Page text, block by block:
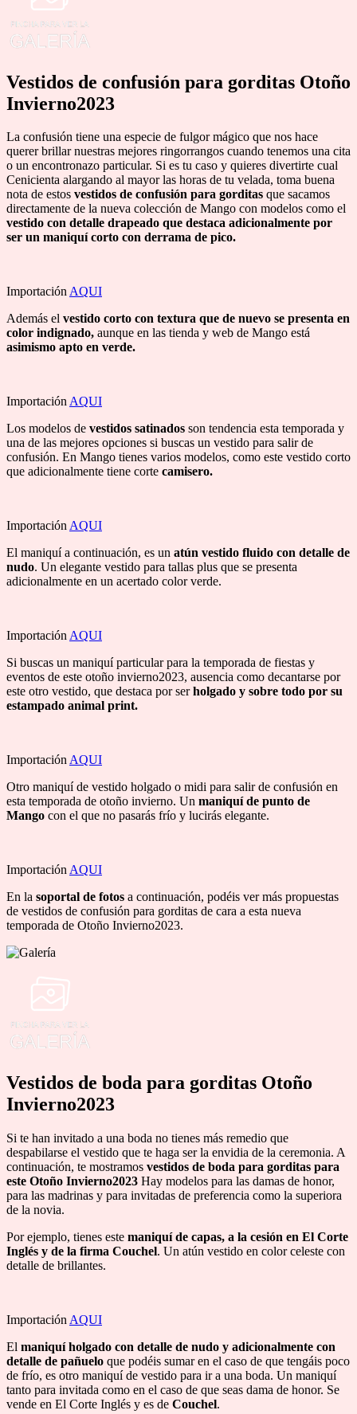
Vestidos de confusión para gorditas Otoño
Invierno2023
La confusión tiene una especie de fulgor mágico que nos hace
querer brillar nuestras mejores ringorrangos cuando tenemos una cita
o un encontronazo particular. Si es tu caso y quieres divertirte cual
Cenicienta alargando al mayor las horas de tu velada, toma buena
nota de estos vestidos de confusión para gorditas que sacamos
directamente de la nueva colección de Mango con modelos como el
vestido con detalle drapeado que destaca adicionalmente por
ser un maniquí corto con derrama de pico.
ImportaciónAQUI
Además el vestido corto con textura que de nuevo se presenta en
color indignado, aunque en las tienda y web de Mango está
asimismo apto en verde.
ImportaciónAQUI
Los modelos de vestidos satinados son tendencia esta temporada y
una de las mejores opciones si buscas un vestido para salir de
confusión. En Mango tienes varios modelos, como este vestido corto
que adicionalmente tiene corte camisero.
ImportaciónAQUI
El maniquí a continuación, es un atún vestido fluido con detalle de
nudo. Un elegante vestido para tallas plus que se presenta
adicionalmente en un acertado color verde.
ImportaciónAQUI
Si buscas un maniquí particular para la temporada de fiestas y
eventos de este otoño invierno2023, ausencia como decantarse por
este otro vestido, que destaca por serholgado y sobre todo por su
estampado animal print.
ImportaciónAQUI
Otro maniquí de vestido holgado o midi para salir de confusión en
esta temporada de otoño invierno. Un maniquí de punto de
Mango con el que no pasarás frío y lucirás elegante.
ImportaciónAQUI
En la soportal de fotos a continuación, podéis ver más propuestas
de vestidos de confusión para gorditas de cara a esta nueva
temporada de Otoño Invierno2023.
Vestidos de boda para gorditas Otoño
Invierno2023
Si te han invitado a una boda no tienes más remedio que
despabilarse el vestido que te haga ser la envidia de la ceremonia. A
continuación, te mostramos vestidos de boda para gorditas para
este Otoño Invierno2023 Hay modelos para las damas de honor,
para las madrinas y para invitadas de preferencia como la superiora
de la novia.
Por ejemplo, tienes este maniquí de capas, a la cesión en El Corte
Inglés y de la firma Couchel. Un atún vestido en color celeste con
detalle de brillantes.
Importación AQUI
El maniquí holgado con detalle de nudo y adicionalmente con
detalle de pañuelo que podéis sumar en el caso de que tengáis poco
de frío, es otro maniquí de vestido para ir a una boda. Un maniquí
tanto para invitada como en el caso de que seas dama de honor. Se
vende en El Corte Inglés y es de Couchel.